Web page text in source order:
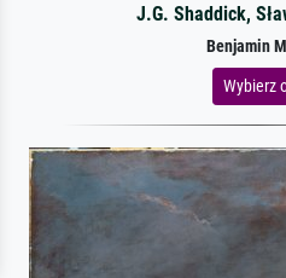
J.G. Shaddick,
Benjamin
Wybierz